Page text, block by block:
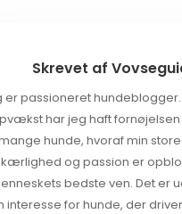
Skrevet af
er passioneret
har jeg haft fornøjelsen
hunde, hvoraf min
kærlighed og passion er
bedste ven. Det er
interesse for hunde, der